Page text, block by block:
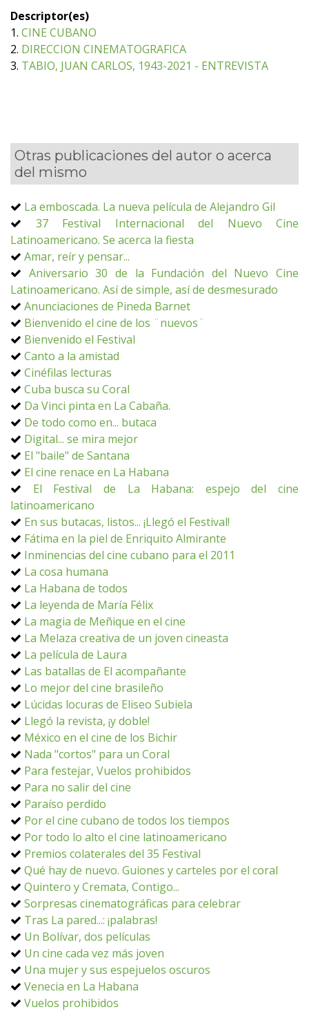
Descriptor(es)
1. CINE CUBANO
2. DIRECCION CINEMATOGRAFICA
3. TABIO, JUAN CARLOS, 1943-2021 - ENTREVISTA
Otras publicaciones del autor o acerca
del mismo
La emboscada. La nueva película de Alejandro Gil
37 Festival Internacional del Nuevo Cine
Latinoamericano. Se acerca la fiesta
Amar, reír y pensar...
Aniversario 30 de la Fundación del Nuevo Cine
Latinoamericano. Así de simple, así de desmesurado
Anunciaciones de Pineda Barnet
Bienvenido el cine de los ¨nuevos¨
Bienvenido el Festival
Canto a la amistad
Cinéfilas lecturas
Cuba busca su Coral
Da Vinci pinta en La Cabaña.
De todo como en... butaca
Digital... se mira mejor
El "baile" de Santana
El cine renace en La Habana
El Festival de La Habana: espejo del cine
latinoamericano
En sus butacas, listos... ¡Llegó el Festival!
Fátima en la piel de Enriquito Almirante
Inminencias del cine cubano para el 2011
La cosa humana
La Habana de todos
La leyenda de María Félix
La magia de Meñique en el cine
La Melaza creativa de un joven cineasta
La película de Laura
Las batallas de El acompañante
Lo mejor del cine brasileño
Lúcidas locuras de Eliseo Subiela
Llegó la revista, ¡y doble!
México en el cine de los Bichir
Nada "cortos" para un Coral
Para festejar, Vuelos prohibidos
Para no salir del cine
Paraíso perdido
Por el cine cubano de todos los tiempos
Por todo lo alto el cine latinoamericano
Premios colaterales del 35 Festival
Qué hay de nuevo. Guiones y carteles por el coral
Quintero y Cremata, Contigo...
Sorpresas cinematográficas para celebrar
Tras La pared...: ¡palabras!
Un Bolívar, dos películas
Un cine cada vez más joven
Una mujer y sus espejuelos oscuros
Venecia en La Habana
Vuelos prohibidos